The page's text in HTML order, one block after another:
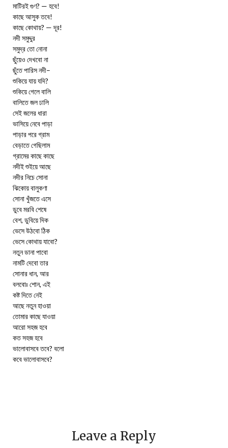
মাটিরই গুণ? — হবে!
কাছে আসুক তবে!
কাছে কোথায়? — দূর!
নদী সমুদ্দুর
সমুদ্র তো নোনা
ছুঁয়েও দেখবো না
ছুঁতে পারিস নদী–
শুকিয়ে যায় যদি?
শুকিয়ে গেলে বালি
বালিতে জল ঢালি
সেই জলের ধারা
ভাসিয়ে নেবে পাড়া
পাড়ার পরে গ্রাম
বেড়াতে গেছিলাম
গ্রামের কাছে কাছে
নদীই শুইয়ে আছে
নদীর নিচে সোনা
ঝিকোয় বালুকণা
সোনা খুঁজতে এসে
ডুবে মরবি শেষে
বেশ, ডুবিয়ে দিক
ভেসে উঠবো ঠিক
ভেসে কোথায় যাবো?
নতুন ডানা পাবো
নামটি দেবো তার
সোনার ধান, আর
বলবোঃ শোন, এই
কষ্ট দিতে নেই
আছে নতুন হাওয়া
তোমার কাছে যাওয়া
আরো সহজ হবে
কত সহজ হবে
ভালোবাসবে তবে? বলো
কবে ভালোবাসবে?
Leave a Reply